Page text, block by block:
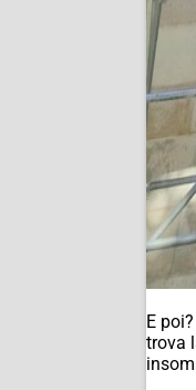
E
trova